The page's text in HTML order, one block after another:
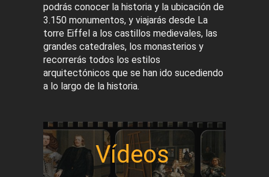
podrás conocer la historia y la ubicación de
3.150 monumentos, y viajarás desde La
torre Eiffel a los castillos medievales, las
grandes catedrales, los monasterios y
recorrerás todos los estilos
arquitectónicos que se han ido sucediendo
a lo largo de la historia.
Vídeos